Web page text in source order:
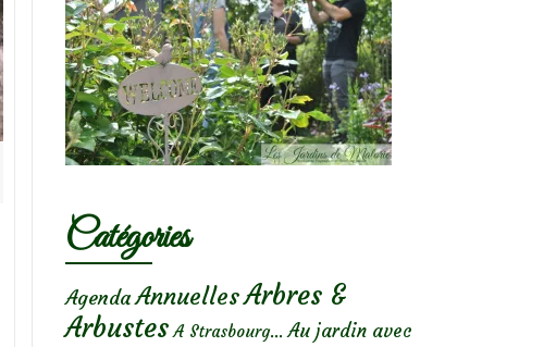
Catégories
Agenda AnnuellesArbres &
Arbustes A Strasbourg... Au jardin avec